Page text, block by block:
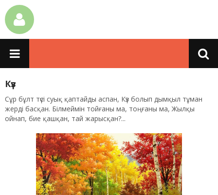
Күз
Сұр бұлт түсі суық қаптайды аспан, Күз болып дымқыл тұман
жерді басқан. Білмеймін тойғаны ма, тоңғаны ма, Жылқы
ойнап, бие қашқан, тай жарысқан?...